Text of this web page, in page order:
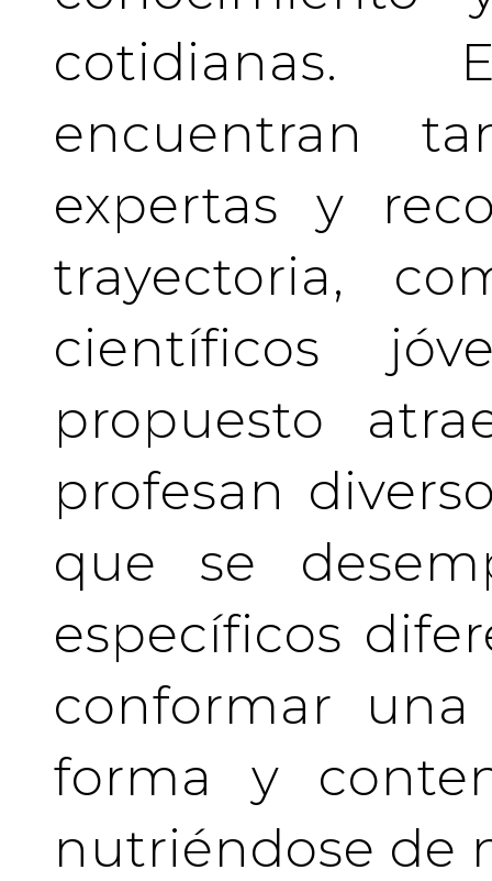
encuentran
expertas y
trayectoria,
científicos
propuesto
profesan
que se
específicos
conformar
forma y
nutriéndose de